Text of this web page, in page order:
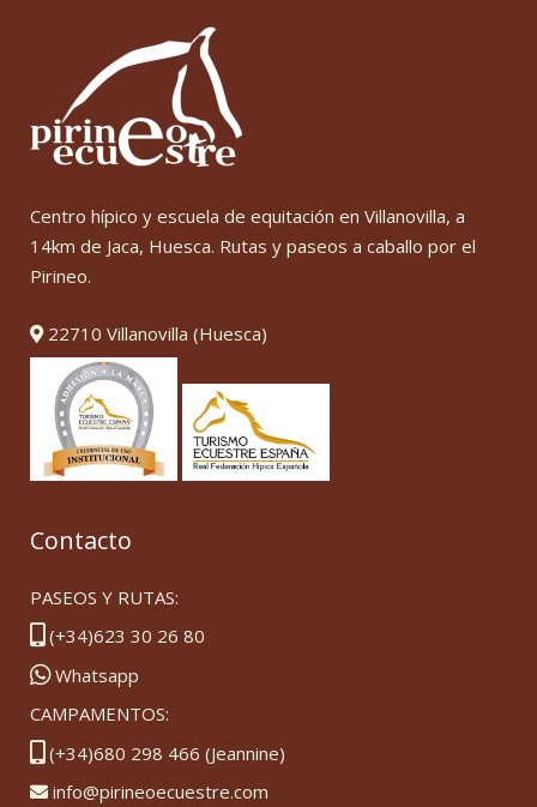
Centro hípico y escuela de equitación en Villanovilla, a
14km de Jaca, Huesca. Rutas y paseos a caballo por el
Pirineo.
22710 Villanovilla (Huesca)
Contacto
PASEOS Y RUTAS:
(+34)623 30 26 80
Whatsapp
CAMPAMENTOS:
(+34)680 298 466 (Jeannine)
info@pirineoecuestre.com